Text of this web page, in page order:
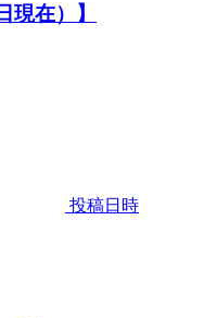
現在）】
投稿日時